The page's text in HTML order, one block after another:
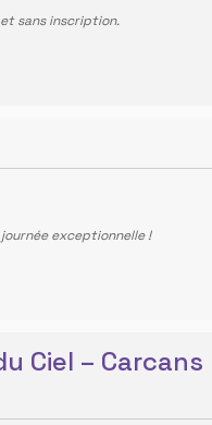
sans inscription.
exceptionnelle !
Ciel – Carcans